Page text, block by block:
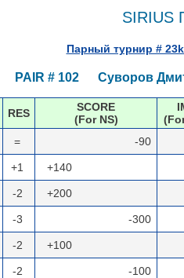
SIRIUS
Парный турнир #
PAIR # 102 Суворов
RES
SCORE
(For NS)
= -90
+1 +140
-2 +200
-3 -300
-2 +100
-2 -100